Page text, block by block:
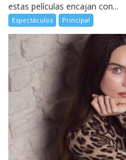
estas películas encajan con...
Espectáculos Principal